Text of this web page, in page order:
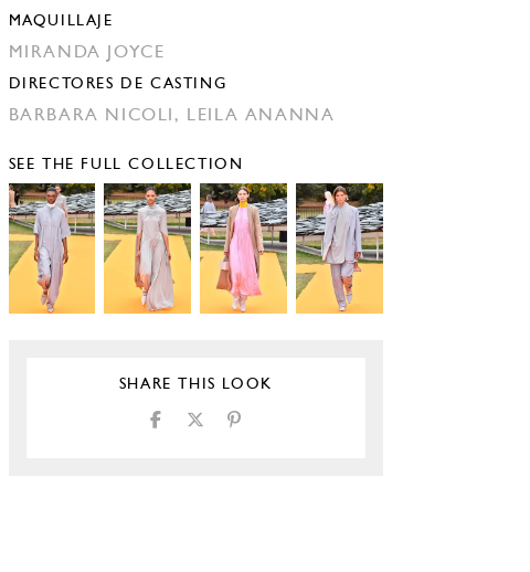
MAQUILLAJE
MIRANDA JOYCE
DIRECTORES DE CASTING
BARBARA NICOLI, LEILA ANANNA
SEE THE FULL COLLECTION
SHARE THIS LOOK